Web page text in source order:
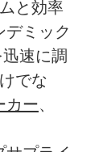
と効率
デミック
速に調
でな
カー、